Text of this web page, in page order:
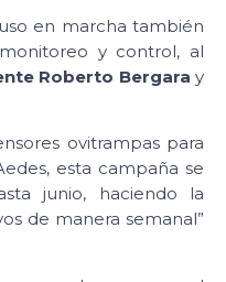
en marcha también
y control, al
Roberto Bergara y
ovitrampas para
esta campaña se
junio, haciendo la
de manera semanal”